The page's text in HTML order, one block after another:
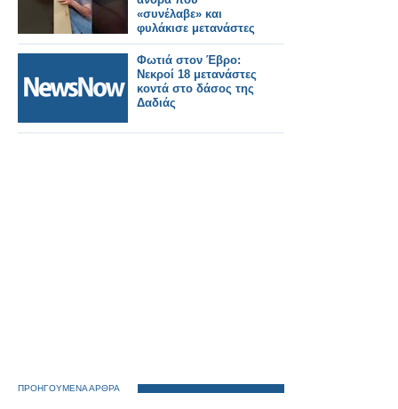
«συνέλαβε» και
φυλάκισε μετανάστες
στην
Αλεξανδρούπολη
Φωτιά στον Έβρο:
Nεκροί 18 μετανάστες
κοντά στο δάσος της
Δαδιάς
ΠΡΟΗΓΟΥΜΕΝΑ ΑΡΘΡΑ